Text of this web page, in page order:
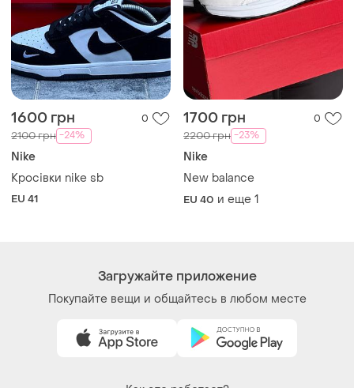
1600 грн 0
2100 грн -24%
Nike
Кросівки nike sb
EU 41
1700 грн 0
2200 грн -23%
Nike
New balance
EU 40 и еще 1
Загружайте приложение
Покупайте вещи и общайтесь в любом месте